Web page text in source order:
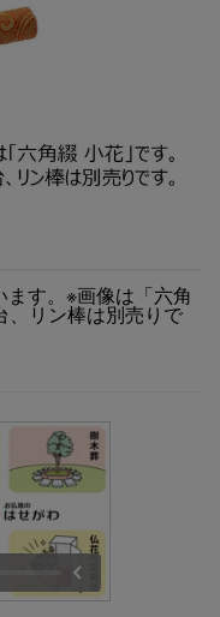
す。※画像は「六角
、リン棒は別売りで